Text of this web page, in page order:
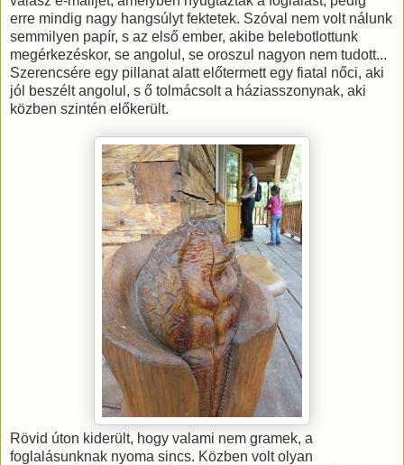
erre mindig nagy hangsúlyt fektetek. Szóval nem volt nálunk
semmilyen papír, s az első ember, akibe belebotlottunk
megérkezéskor, se angolul, se oroszul nagyon nem tudott...
Szerencsére egy pillanat alatt előtermett egy fiatal nőci, aki
jól beszélt angolul, s ő tolmácsolt a háziasszonynak, aki
közben szintén előkerült.
Rövid úton kiderült, hogy valami nem gramek, a
foglalásunknak nyoma sincs. Közben volt olyan